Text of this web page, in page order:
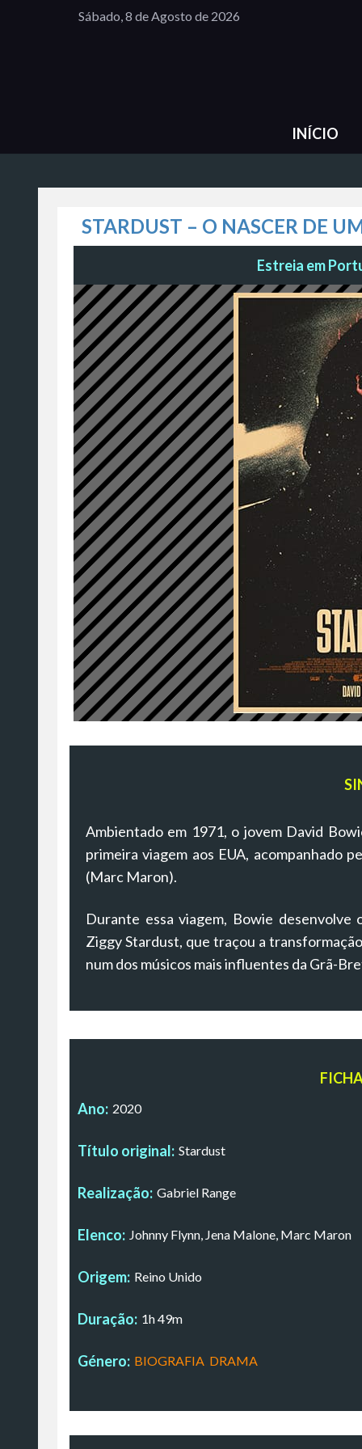
Sábado, 8 de Agosto de 2026
INÍCIO
STARDUST – O NASCER DE
Estreia em
Ambientado em 1971, o jovem David
primeira viagem aos EUA, acompanhado
(Marc Maron).
Durante essa viagem, Bowie
Ziggy Stardust, que traçou a
num dos músicos mais influentes da Grã-
Ano: 2020
Título original: Stardust
Realização: Gabriel Range
Elenco: Johnny Flynn, Jena Malone, Marc Maron
Origem: Reino Unido
Duração: 1h 49m
Género: BIOGRAFIA, DRAMA